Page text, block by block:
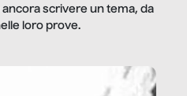
scrivere un tema, da
loro prove.